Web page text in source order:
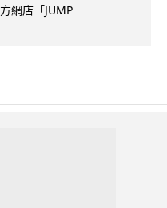
網店「JUMP